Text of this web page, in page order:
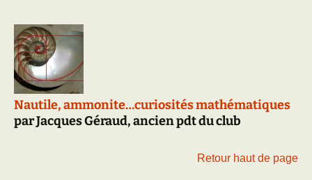
Nautile, ammonite…curiosités mathématiques
par Jacques Géraud, ancien pdt du club
Retour haut de page